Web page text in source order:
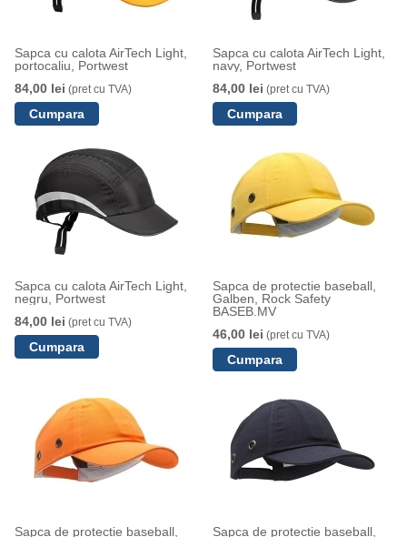
Sapca cu calota AirTech Light,
portocaliu, Portwest
84,00 lei (pret cu TVA)
Sapca cu calota AirTech Light,
navy, Portwest
84,00 lei (pret cu TVA)
Sapca cu calota AirTech Light,
negru, Portwest
84,00 lei (pret cu TVA)
Sapca de protectie baseball,
Galben, Rock Safety
BASEB.MV
46,00 lei (pret cu TVA)
Sapca de protectie baseball,
Sapca de protectie baseball,